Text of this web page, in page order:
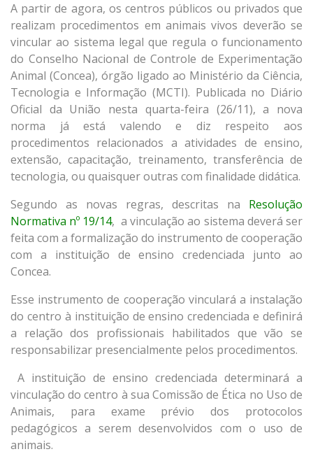
A partir de agora, os centros públicos ou privados que
realizam procedimentos em animais vivos deverão se
vincular ao sistema legal que regula o funcionamento
do Conselho Nacional de Controle de Experimentação
Animal (Concea), órgão ligado ao Ministério da Ciência,
Tecnologia e Informação (MCTI). Publicada no Diário
Oficial da União nesta quarta-feira (26/11), a nova
norma já está valendo e diz respeito aos
procedimentos relacionados a atividades de ensino,
extensão, capacitação, treinamento, transferência de
tecnologia, ou quaisquer outras com finalidade didática.
Segundo as novas regras, descritas na Resolução
Normativa nº 19/14, a vinculação ao sistema deverá ser
feita com a formalização do instrumento de cooperação
com a instituição de ensino credenciada junto ao
Concea.
Esse instrumento de cooperação vinculará a instalação
do centro à instituição de ensino credenciada e definirá
a relação dos profissionais habilitados que vão se
responsabilizar presencialmente pelos procedimentos.
A instituição de ensino credenciada determinará a
vinculação do centro à sua Comissão de Ética no Uso de
Animais, para exame prévio dos protocolos
pedagógicos a serem desenvolvidos com o uso de
animais.